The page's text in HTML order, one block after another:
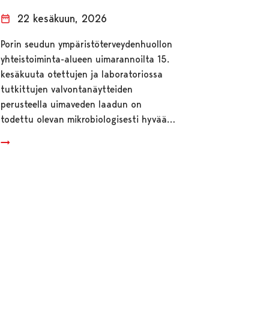
22 kesäkuun, 2026
Porin seudun ympäristöterveydenhuollon
yhteistoiminta-alueen uimarannoilta 15.
kesäkuuta otettujen ja laboratoriossa
tutkittujen valvontanäytteiden
perusteella uimaveden laadun on
todettu olevan mikrobiologisesti hyvää…